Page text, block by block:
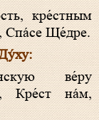
Спа́се Ще́дре.
Кре́ст на́м,